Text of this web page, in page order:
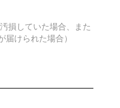
損していた場合、また
けられた場合）